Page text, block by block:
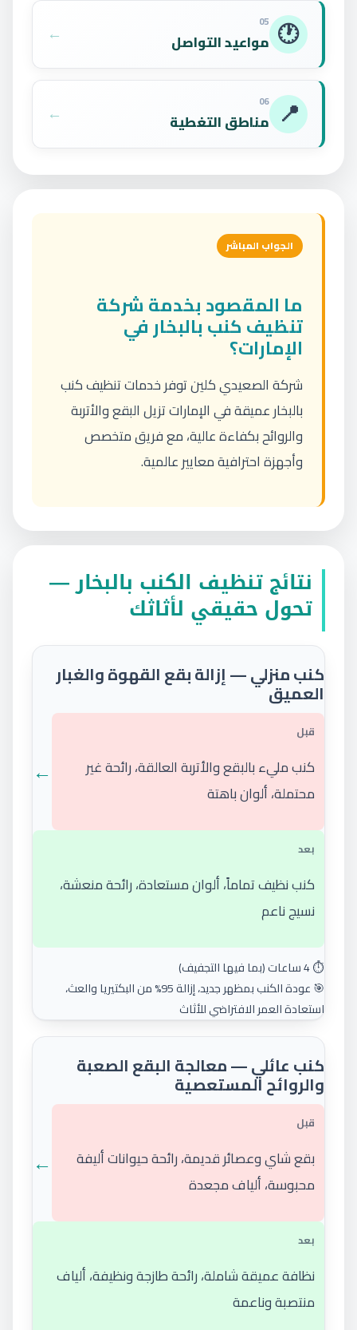
🕐
05
مواعيد التواصل ←
📍
06
مناطق التغطية ←
الجواب المباشر
ما المقصود بخدمة شركة
تنظيف كنب بالبخار في
الإمارات؟
شركة الصعيدي كلين توفر خدمات تنظيف كنب
بالبخار عميقة في الإمارات تزيل البقع والأتربة
والروائح بكفاءة عالية، مع فريق متخصص
وأجهزة احترافية معايير عالمية.
نتائج تنظيف الكنب بالبخار —
تحول حقيقي لأثاثك
كنب منزلي — إزالة بقع القهوة والغبار
العميق
قبل
كنب مليء بالبقع والأتربة العالقة، رائحة غير
محتملة، ألوان باهتة
←
بعد
كنب نظيف تماماً، ألوان مستعادة، رائحة منعشة،
نسيج ناعم
⏱️ 4 ساعات (بما فيها التجفيف)
🎯 عودة الكنب بمظهر جديد، إزالة 95% من البكتيريا والعث،
استعادة العمر الافتراضي للأثاث
كنب عائلي — معالجة البقع الصعبة
والروائح المستعصية
قبل
بقع شاي وعصائر قديمة، رائحة حيوانات أليفة
محبوسة، ألياف مجعدة
←
بعد
نظافة عميقة شاملة، رائحة طازجة ونظيفة، ألياف
منتصبة وناعمة